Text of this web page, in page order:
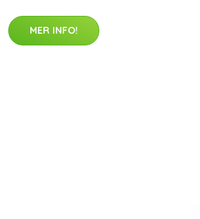
MER INFO!